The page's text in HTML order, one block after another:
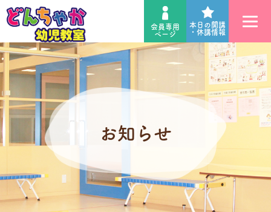
会員専用
ページ
本日の開講
・休講情報
お知らせ